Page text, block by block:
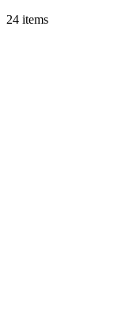
24 items